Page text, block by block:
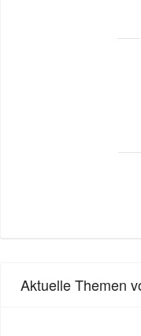
Aktuelle Themen